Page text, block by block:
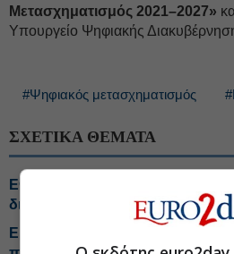
Μετασχηματισμός 2021–2027»
Υπουργείο Ψηφιακής
#Ψηφιακός μετασχηματισμός
ΣΧΕΤΙΚΑ ΘΕΜΑΤΑ
ΕΦΚΑ: Ποιες υπηρεσίες δεν θα
διαθέσιμες
Ερχεται ψηφιακό «σκανάρισμα»